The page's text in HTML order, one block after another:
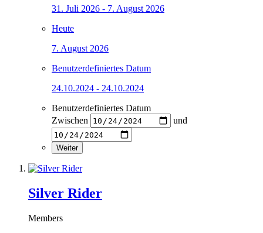
31. Juli 2026 - 7. August 2026
Heute
7. August 2026
Benutzerdefiniertes Datum
24.10.2024 - 24.10.2024
Benutzerdefiniertes Datum
Zwischen
und
Weiter
Silver Rider
Members